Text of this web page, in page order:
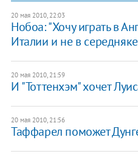
20 мая 2010, 22:03
Нобоа: "Хочу играть в
Италии и не в
20 мая 2010, 21:59
И "Тоттенхэм" хочет
20 мая 2010, 21:56
Таффарел поможет